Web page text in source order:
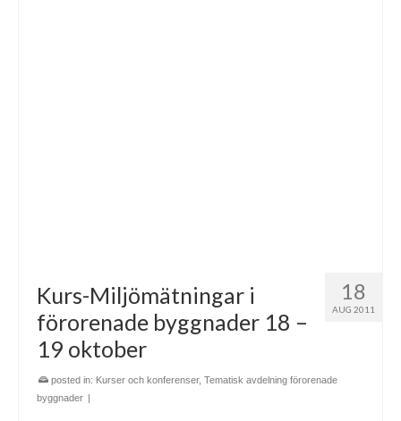
18
AUG 2011
Kurs-Miljömätningar i
förorenade byggnader 18 –
19 oktober
posted in: Kurser och konferenser, Tematisk avdelning förorenade
byggnader |